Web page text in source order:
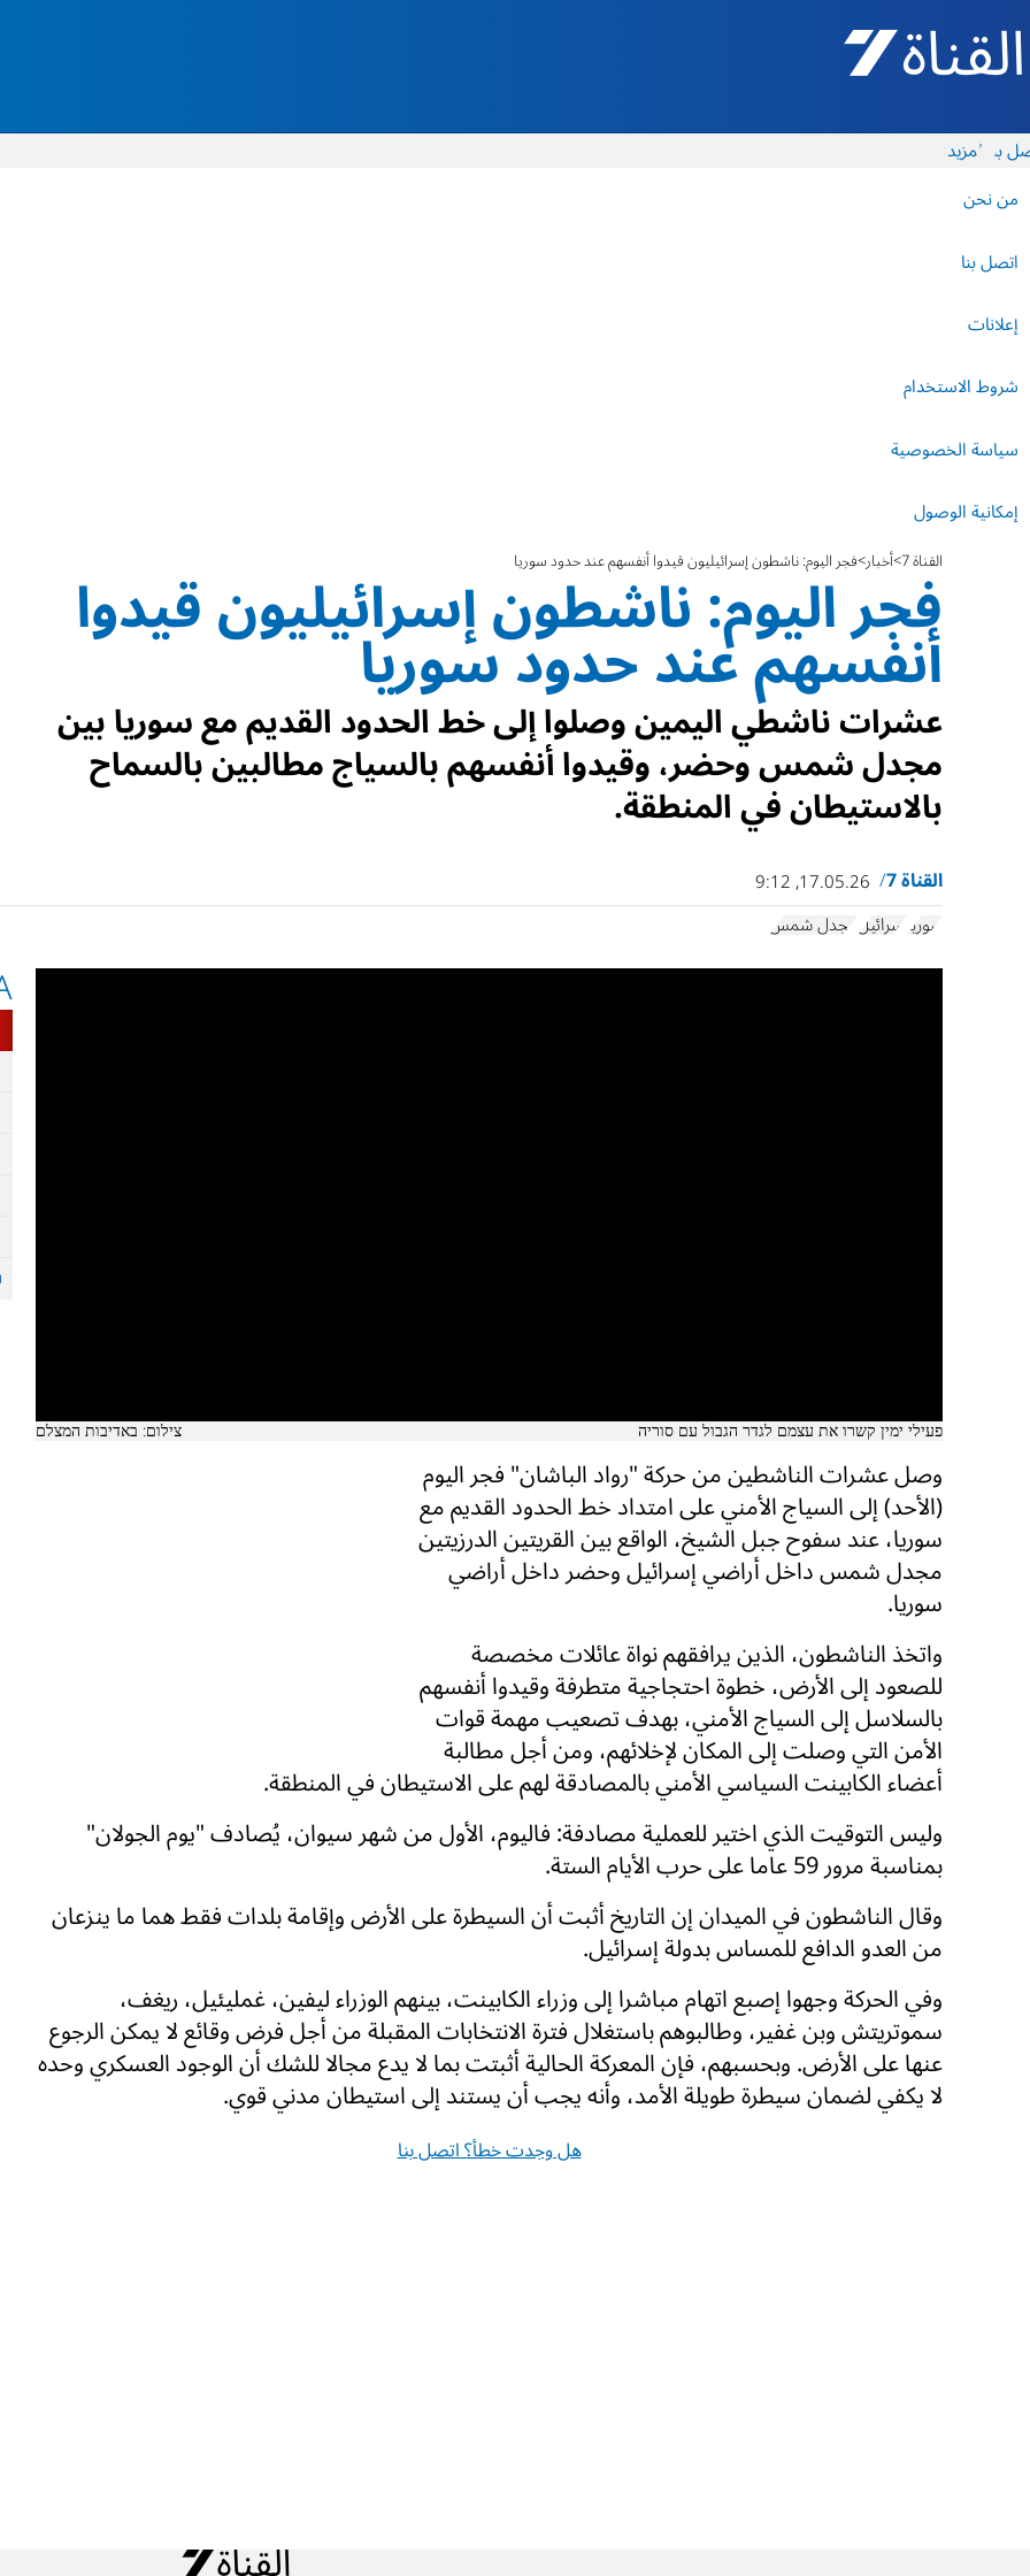
القناة 7 - أروتس شيفع
بنا
من نحن
اتصل بنا
إعلانات
شروط الاستخدام
سياسة الخصوصية
إمكانية الوصول
المزيد
القناة 7 أخبار فجر اليوم: ناشطون إسرائيليون قيدوا أنفسهم عند حدود سوريا
فجر اليوم: ناشطون إسرائيليون قيدوا
أنفسهم عند حدود سوريا
عشرات ناشطي اليمين وصلوا إلى خط الحدود القديم مع سوريا بين
مجدل شمس وحضر، وقيدوا أنفسهم بالسياج مطالبين بالسماح
بالاستيطان في المنطقة.
القناة 7
17.05.26, 9:12
سوريا إسرائيل مجدل شمس
פעילי ימין קשרו את עצמם לגדר הגבול עם סוריה צילום: באדיבות המצלם
وصل عشرات الناشطين من حركة "رواد الباشان" فجر اليوم
(الأحد) إلى السياج الأمني على امتداد خط الحدود القديم مع
سوريا، عند سفوح جبل الشيخ، الواقع بين القريتين الدرزيتين
مجدل شمس داخل أراضي إسرائيل وحضر داخل أراضي
سوريا.
واتخذ الناشطون، الذين يرافقهم نواة عائلات مخصصة
للصعود إلى الأرض، خطوة احتجاجية متطرفة وقيدوا أنفسهم
بالسلاسل إلى السياج الأمني، بهدف تصعيب مهمة قوات
الأمن التي وصلت إلى المكان لإخلائهم، ومن أجل مطالبة
أعضاء الكابينت السياسي الأمني بالمصادقة لهم على الاستيطان في المنطقة.
وليس التوقيت الذي اختير للعملية مصادفة: فاليوم، الأول من شهر سيوان، يُصادف "يوم الجولان"
بمناسبة مرور 59 عاما على حرب الأيام الستة.
وقال الناشطون في الميدان إن التاريخ أثبت أن السيطرة على الأرض وإقامة بلدات فقط هما ما ينزعان
من العدو الدافع للمساس بدولة إسرائيل.
وفي الحركة وجهوا إصبع اتهام مباشرا إلى وزراء الكابينت، بينهم الوزراء ليفين، غمليئيل، ريغف،
سموتريتش وبن غفير، وطالبوهم باستغلال فترة الانتخابات المقبلة من أجل فرض وقائع لا يمكن الرجوع
عنها على الأرض. وبحسبهم، فإن المعركة الحالية أثبتت بما لا يدع مجالا للشك أن الوجود العسكري وحده
لا يكفي لضمان سيطرة طويلة الأمد، وأنه يجب أن يستند إلى استيطان مدني قوي.
هل وجدت خطأ؟ اتصل بنا